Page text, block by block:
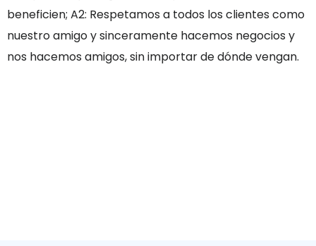
beneficien; A2: Respetamos a todos los clientes como
nuestro amigo y sinceramente hacemos negocios y
nos hacemos amigos, sin importar de dónde vengan.